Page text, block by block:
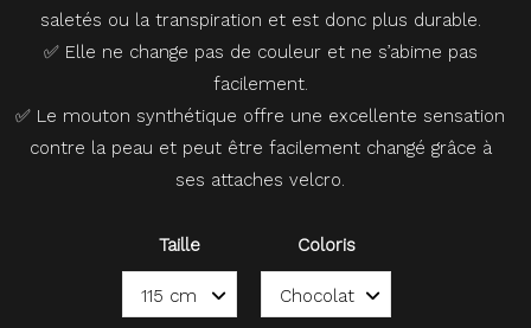
saletés ou la transpiration et est donc plus durable.
✅ Elle ne change pas de couleur et ne s’abime pas
facilement.
✅ Le mouton synthétique offre une excellente sensation
contre la peau et peut être facilement changé grâce à
ses attaches velcro.
Taille Coloris